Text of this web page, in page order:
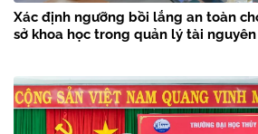
Xác định ngưỡng bồi lắng an toàn
sở khoa học trong quản lý tài